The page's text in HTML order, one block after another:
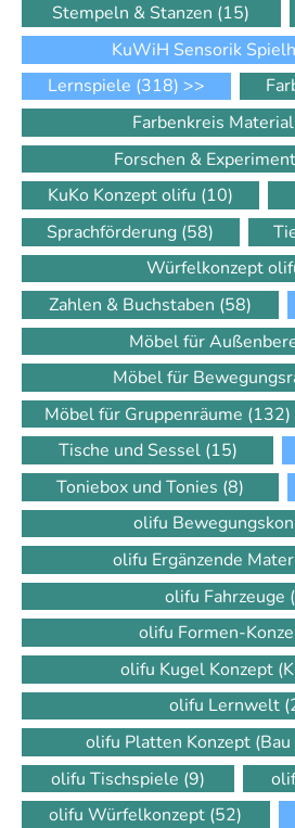
Stempeln & Stanzen (15)
KuWiH Sensorik
Lernspiele (318) >>
Farbenkreis
Forschen &
KuKo Konzept olifu (10)
Sprachförderung (58)
Würfelkonzept
Zahlen & Buchstaben (58)
Möbel für
Möbel für
Möbel für Gruppenräume (132)
Tische und Sessel (15)
Toniebox und Tonies (8)
olifu
olifu Ergänzende
olifu Fahrzeuge
olifu Formen-
olifu Kugel Konzept
olifu Lernwelt
olifu Platten Konzept
olifu Tischspiele (9)
olifu Würfelkonzept (52)